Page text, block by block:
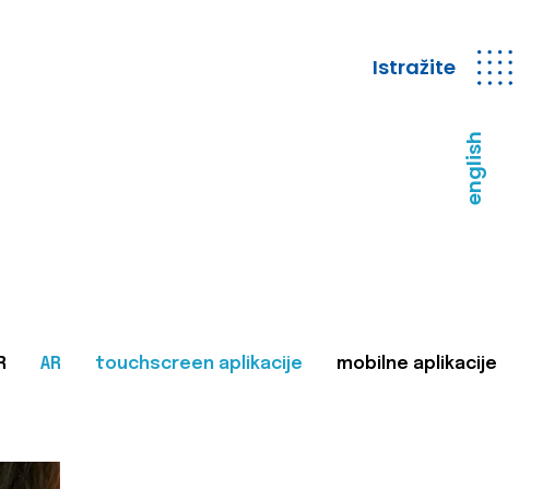
Istražite
english
AR touchscreen aplikacije mobilne aplikacije